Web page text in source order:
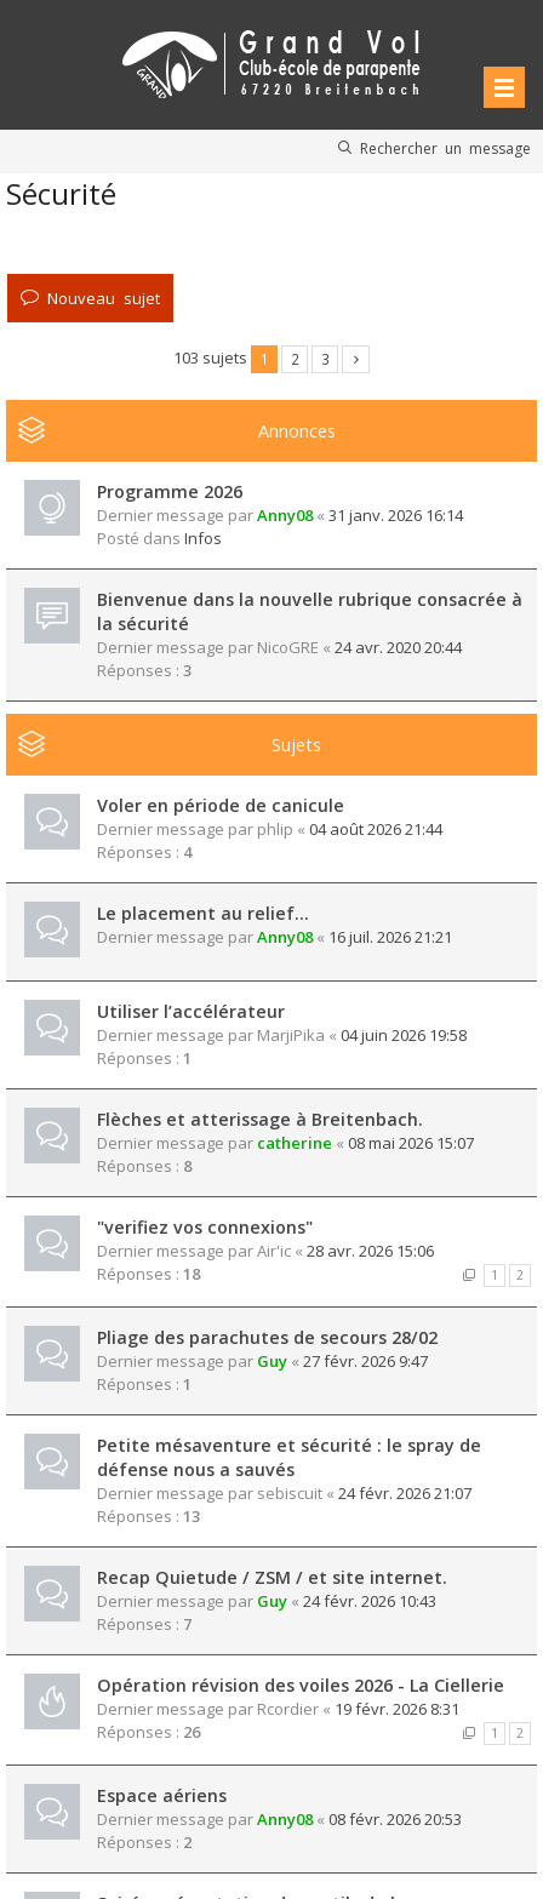
Rechercher un message
Sécurité
Nouveau sujet
103 sujets 1 2 3
Annonces
Programme 2026
Dernier message parAnny08« 31 janv. 2026 16:14
Posté dans Infos
Bienvenue dans la nouvelle rubrique consacrée à
la sécurité
Dernier message par NicoGRE « 24 avr. 2020 20:44
Réponses : 3
Sujets
Voler en période de canicule
Dernier message par phlip « 04 août 2026 21:44
Réponses : 4
Le placement au relief...
Dernier message parAnny08« 16 juil. 2026 21:21
Utiliser l’accélérateur
Dernier message par MarjiPika « 04 juin 2026 19:58
Réponses : 1
Flèches et atterissage à Breitenbach.
Dernier message par catherine « 08 mai 2026 15:07
Réponses : 8
"verifiez vos connexions"
Dernier message parAir'ic « 28 avr. 2026 15:06
Réponses : 18 1 2
Pliage des parachutes de secours 28/02
Dernier message par Guy « 27 févr. 2026 9:47
Réponses : 1
Petite mésaventure et sécurité : le spray de
défense nous a sauvés
Dernier message par sebiscuit « 24 févr. 2026 21:07
Réponses : 13
Recap Quietude / ZSM / et site internet.
Dernier message par Guy « 24 févr. 2026 10:43
Réponses : 7
Opération révision des voiles 2026 - La Ciellerie
Dernier message par Rcordier « 19 févr. 2026 8:31
Réponses : 26 1 2
Espace aériens
Dernier message parAnny08« 08 févr. 2026 20:53
Réponses : 2